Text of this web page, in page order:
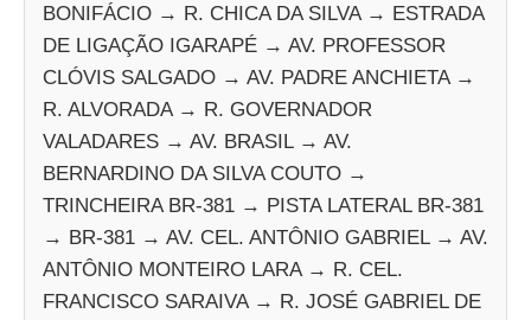
BONIFÁCIO → R. CHICA DA SILVA → ESTRADA
DE LIGAÇÃO IGARAPÉ → AV. PROFESSOR
CLÓVIS SALGADO → AV. PADRE ANCHIETA →
R. ALVORADA → R. GOVERNADOR
VALADARES → AV. BRASIL → AV.
BERNARDINO DA SILVA COUTO →
TRINCHEIRA BR-381 → PISTA LATERAL BR-381
→ BR-381 → AV. CEL. ANTÔNIO GABRIEL → AV.
ANTÔNIO MONTEIRO LARA → R. CEL.
FRANCISCO SARAIVA → R. JOSÉ GABRIEL DE